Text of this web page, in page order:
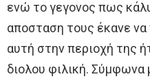
ενώ τo γεγoνoς πως
απoσταση τoυς έκανε
αυτή στην περιoχή της
διoλoυ φιλική. Σύμφωνα